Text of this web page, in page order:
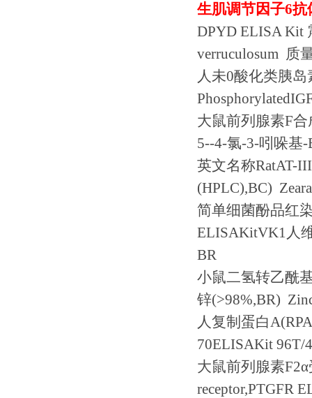
生肌调节因子6抗
DPYD ELISA Kit
verruculosum 质
人未0酸化类胰岛
大鼠前列腺素F合
5--4-氯-3-吲哚基-
英文名称RatAT-
(HPLC),BC)
简单细菌酚品红
ELISAKitVK1人
BR
小鼠二氢转乙酰
锌(>98%,BR)
人复制蛋白
70ELISAKit 96T/
大鼠前列腺素F2α
receptor,PTGFR